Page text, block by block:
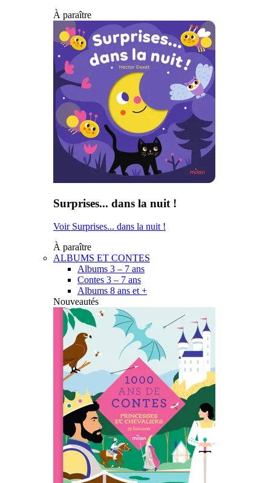
À paraître
Surprises... dans la nuit !
Voir Surprises... dans la nuit !
À paraître
ALBUMS ET CONTES
Albums 3 – 7 ans
Contes 3 – 7 ans
Albums 8 ans et +
Nouveautés